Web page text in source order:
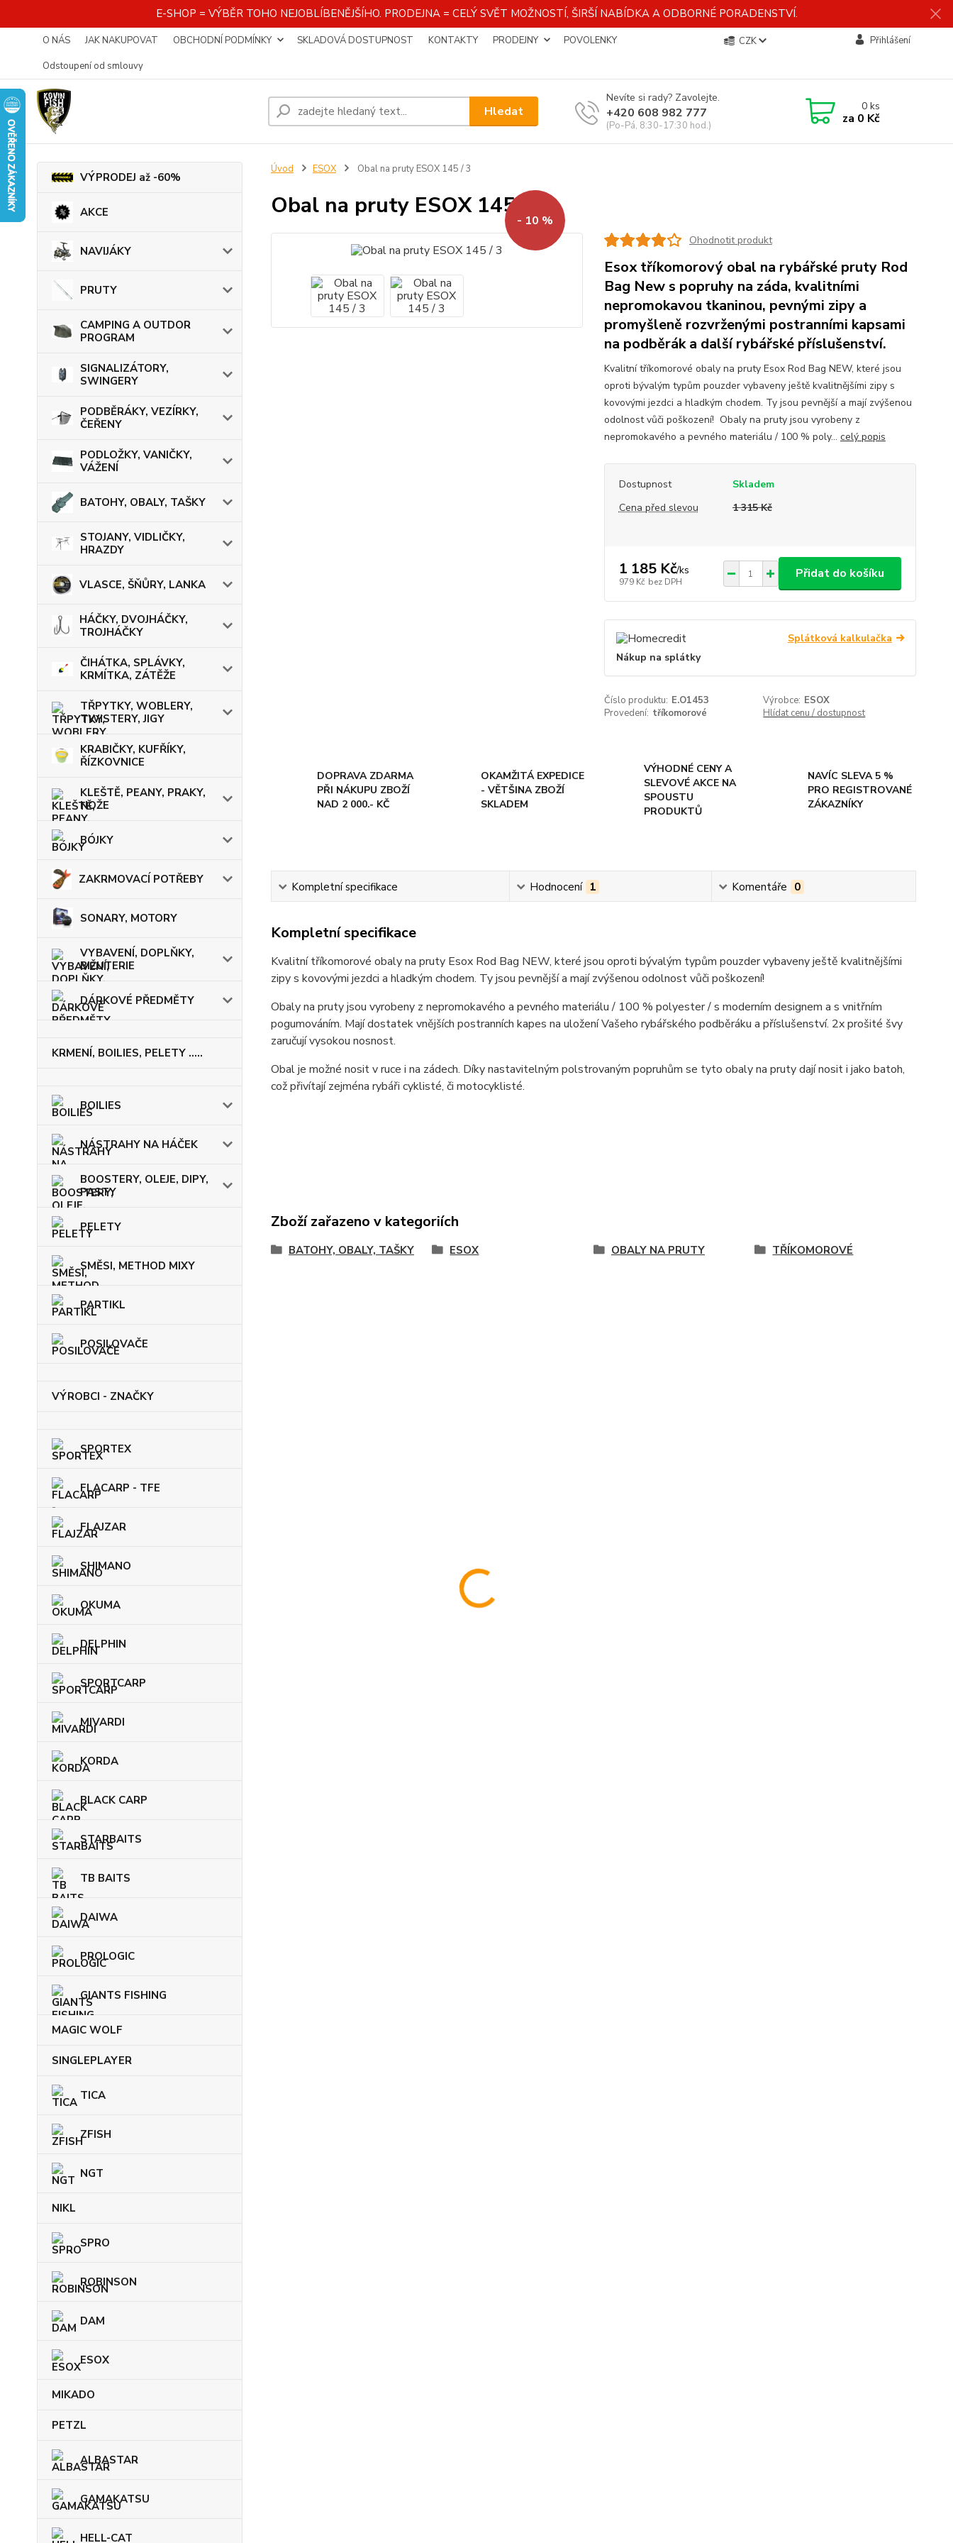
E-SHOP = VÝBĚR TOHO NEJOBLÍBENĚJŠÍHO. PRODEJNA = CELÝ SVĚT MOŽNOSTÍ, ŠIRŠÍ NABÍDKA A ODBORNÉ PORADENSTVÍ.
O NÁS JAK NAKUPOVAT OBCHODNÍ PODMÍNKY SKLADOVÁ DOSTUPNOST KONTAKTY PRODEJNY
POVOLENKY
Odstoupení od smlouvy
CZK Přihlášení
Hledat
Nevíte si rady? Zavolejte.
+420 608 982 777
(Po-Pá, 8:30-17:30 hod.)
0ks
za 0 Kč
VÝPRODEJ až -60%
AKCE
NAVIJÁKY
PRUTY
CAMPING A OUTDOR
PROGRAM
SIGNALIZÁTORY,
SWINGERY
PODBĚRÁKY, VEZÍRKY,
ČEŘENY
PODLOŽKY, VANIČKY,
VÁŽENÍ
BATOHY, OBALY, TAŠKY
STOJANY, VIDLIČKY,
HRAZDY
VLASCE, ŠŇŮRY, LANKA
HÁČKY, DVOJHÁČKY,
TROJHÁČKY
ČIHÁTKA, SPLÁVKY,
KRMÍTKA, ZÁTĚŽE
TŘPYTKY, WOBLERY,
TWISTERY, JIGY
KRABIČKY, KUFŘÍKY,
ŘÍZKOVNICE
KLEŠTĚ, PEANY, PRAKY,
NOŽE
BÓJKY
ZAKRMOVACÍ POTŘEBY
SONARY, MOTORY
VYBAVENÍ, DOPLŇKY,
BIŽUTERIE
DÁRKOVÉ PŘEDMĚTY
KRMENÍ, BOILIES, PELETY .....
BOILIES
NÁSTRAHY NA HÁČEK
BOOSTERY, OLEJE, DIPY,
PASTY
PELETY
SMĚSI, METHOD MIXY
PARTIKL
POSILOVAČE
VÝROBCI - ZNAČKY
SPORTEX
FLACARP - TFE
FLAJZAR
SHIMANO
OKUMA
DELPHIN
SPORTCARP
MIVARDI
KORDA
BLACK CARP
STARBAITS
TB BAITS
DAIWA
PROLOGIC
GIANTS FISHING
MAGIC WOLF
SINGLEPLAYER
TICA
ZFISH
NGT
NIKL
SPRO
ROBINSON
DAM
ESOX
MIKADO
PETZL
ALBASTAR
GAMAKATSU
HELL-CAT
Úvod ESOX Obal na pruty ESOX 145 / 3
Obal na pruty ESOX 145 / 3
- 10 %
Ohodnotit produkt
Esox tříkomorový obal na rybářské pruty Rod
Bag New s popruhy na záda, kvalitními
nepromokavou tkaninou, pevnými zipy a
promyšleně rozvrženými postranními kapsami
na podběrák a další rybářské příslušenství.
Kvalitní tříkomorové obaly na pruty Esox Rod Bag NEW, které jsou
oproti bývalým typům pouzder vybaveny ještě kvalitnějšími zipy s
kovovými jezdci a hladkým chodem. Ty jsou pevnější a mají zvýšenou
odolnost vůči poškození! Obaly na pruty jsou vyrobeny z
nepromokavého a pevného materiálu / 100 % poly... celý popis
Dostupnost
Skladem
Cena před slevou
1 315 Kč
1 185 Kč/ks
979 Kč bez DPH
Přidat do košíku
Splátková kalkulačka
Nákup na splátky
Číslo produktu: E.O1453 Výrobce: ESOX
Provedení: tříkomorové Hlídat cenu / dostupnost
DOPRAVA ZDARMA
PŘI NÁKUPU ZBOŽÍ
NAD 2 000.- KČ
OKAMŽITÁ EXPEDICE
- VĚTŠINA ZBOŽÍ
SKLADEM
VÝHODNÉ CENY A
SLEVOVÉ AKCE NA
SPOUSTU
PRODUKTŮ
NAVÍC SLEVA 5 %
PRO REGISTROVANÉ
ZÁKAZNÍKY
Kompletní specifikace Hodnocení 1 Komentáře 0
Kompletní specifikace
Kvalitní tříkomorové obaly na pruty Esox Rod Bag NEW, které jsou oproti bývalým typům pouzder vybaveny ještě kvalitnějšími
zipy s kovovými jezdci a hladkým chodem. Ty jsou pevnější a mají zvýšenou odolnost vůči poškození!
Obaly na pruty jsou vyrobeny z nepromokavého a pevného materiálu / 100 % polyester / s moderním designem a s vnitřním
pogumováním. Mají dostatek vnějších postranních kapes na uložení Vašeho rybářského podběráku a příslušenství. 2x prošité švy
zaručují vysokou nosnost.
Obal je možné nosit v ruce i na zádech. Díky nastavitelným polstrovaným popruhům se tyto obaly na pruty dají nosit i jako batoh,
což přivítají zejména rybáři cyklisté, či motocyklisté.
Zboží zařazeno v kategoriích
BATOHY, OBALY, TAŠKY ESOX OBALY NA PRUTY TŘÍKOMOROVÉ